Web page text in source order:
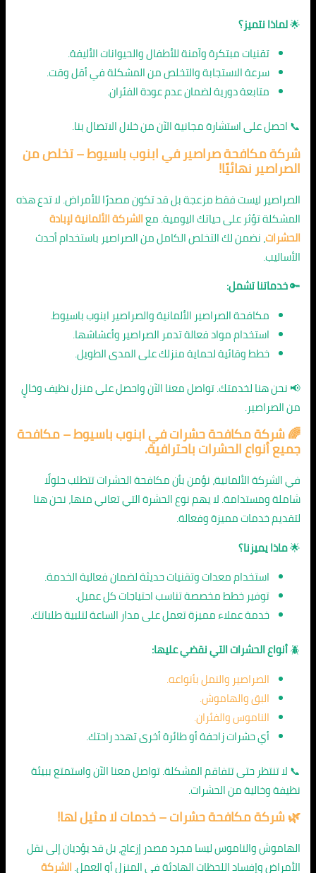
🌟لماذا نتميز؟
تقنيات مبتكرة وآمنة للأطفال والحيوانات الأليفة.
سرعة الاستجابة والتخلص من المشكلة في أقل وقت.
متابعة دورية لضمان عدم عودة الفئران.
📞 احصل على استشارة مجانية الآن من خلال الاتصال بنا.
شركة مكافحة صراصير في ابنوب باسيوط– تخلص من
الصراصير نهائيًا!
الصراصير ليست فقط مزعجة بل قد تكون مصدرًا للأمراض. لا تدع هذه
المشكلة تؤثر على حياتك اليومية. معالشركة الألمانية لإبادة
الحشرات، نضمن لك التخلص الكامل من الصراصير باستخدام أحدث
الأساليب.
🔑خدماتنا تشمل:
مكافحة الصراصير الألمانية والصراصير ابنوب باسيوط.
استخدام مواد فعالة تدمر الصراصير وأعشاشها.
خطط وقائية لحماية منزلك على المدى الطويل.
📢 نحن هنا لخدمتك. تواصل معنا الآن واحصل على منزل نظيف وخالٍ
من الصراصير.
🌈شركة مكافحة حشرات في ابنوب باسيوط– مكافحة
جميع أنواع الحشرات باحترافية.
في الشركة الألمانية، نؤمن بأن مكافحة الحشرات تتطلب حلولًا
شاملة ومستدامة. لا يهم نوع الحشرة التي تعاني منها، نحن هنا
لتقديم خدمات مميزة وفعالة.
🌟ماذا يميزنا؟
استخدام معدات وتقنيات حديثة لضمان فعالية الخدمة.
توفير خطط مخصصة تناسب احتياجات كل عميل.
خدمة عملاء مميزة تعمل على مدار الساعة لتلبية طلباتك.
🪲أنواع الحشرات التي نقضي عليها:
الصراصير والنمل بأنواعه.
البق والهاموش.
الناموس والفئران.
أي حشرات زاحفة أو طائرة أخرى تهدد راحتك.
📞 لا تنتظر حتى تتفاقم المشكلة. تواصل معنا الآن واستمتع ببيئة
نظيفة وخالية من الحشرات.
🌿شركة مكافحة حشرات– خدمات لا مثيل لها!
الهاموش والناموس ليسا مجرد مصدر إزعاج، بل قد يؤديان إلى نقل
الأمراض وإفساد اللحظات الهادئة في المنزل أو العمل.الشركة